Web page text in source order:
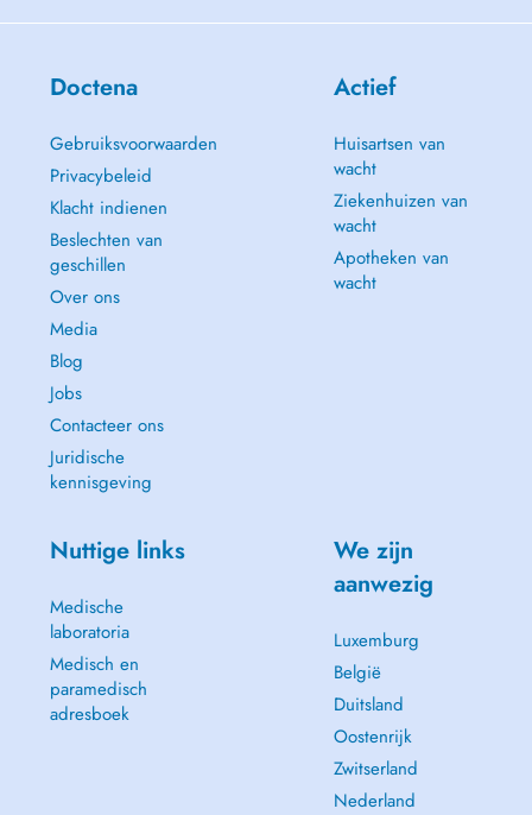
Doctena
Gebruiksvoorwaarden
Privacybeleid
Klacht indienen
Beslechten van
geschillen
Over ons
Media
Blog
Jobs
Contacteer ons
Juridische
kennisgeving
Actief
Huisartsen van
wacht
Ziekenhuizen van
wacht
Apotheken van
wacht
Nuttige links
Medische
laboratoria
Medisch en
paramedisch
adresboek
We zijn
aanwezig
Luxemburg
België
Duitsland
Oostenrijk
Zwitserland
Nederland